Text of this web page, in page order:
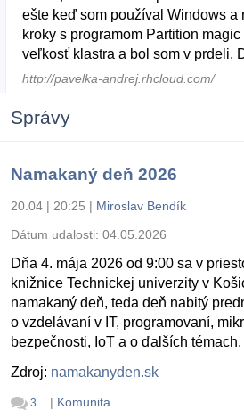
ešte keď som používal Windows a
kroky s programom Partition
veľkosť klastra a bol som v prdeli.
http://pavelka-andrej.rhcloud.com/
Správy
Namakaný deň 2026
20.04 | 20:25 | Miroslav Bendík
Dátum udalosti: 04.05.2026
Dňa 4. mája 2026 od 9:00 sa v
knižnice Technickej univerzity v
namakaný deň, teda deň nabitý
o vzdelávaní v IT, programovaní,
bezpečnosti, IoT a o ďalších témach.
Zdroj: namakanyden.sk
3 | Komunita